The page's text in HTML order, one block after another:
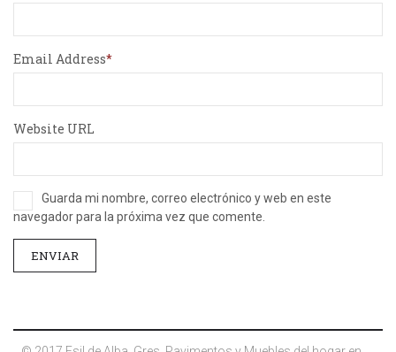
Email Address
Website URL
Guarda mi nombre, correo electrónico y web en este
navegador para la próxima vez que comente.